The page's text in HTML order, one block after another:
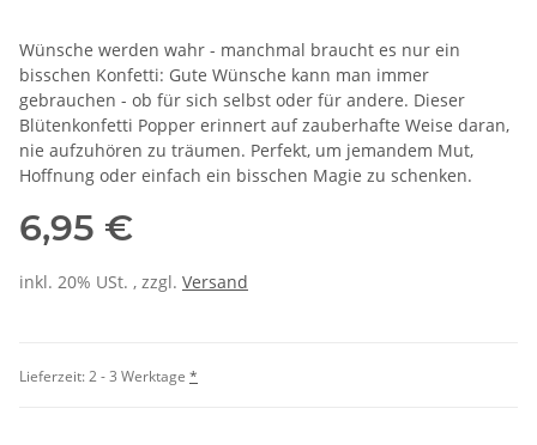
Wünsche werden wahr - manchmal braucht es nur ein
bisschen Konfetti: Gute Wünsche kann man immer
gebrauchen - ob für sich selbst oder für andere. Dieser
Blütenkonfetti Popper erinnert auf zauberhafte Weise daran,
nie aufzuhören zu träumen. Perfekt, um jemandem Mut,
Hoffnung oder einfach ein bisschen Magie zu schenken.
6,95 €
inkl. 20% USt. , zzgl. Versand
Lieferzeit:2 - 3 Werktage *